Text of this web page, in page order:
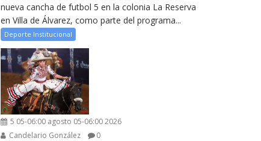
nueva cancha de futbol 5 en la colonia La Reserva
en Villa de Álvarez, como parte del programa...
Deporte Institucional
5 05-06:00 agosto 05-06:00 2026
Candelario González
0